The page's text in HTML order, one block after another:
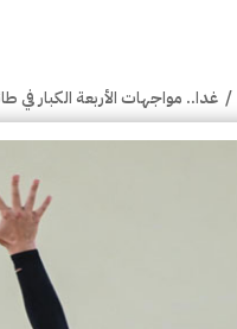
/ غدا.. مواجهات الأربعة الكبار في